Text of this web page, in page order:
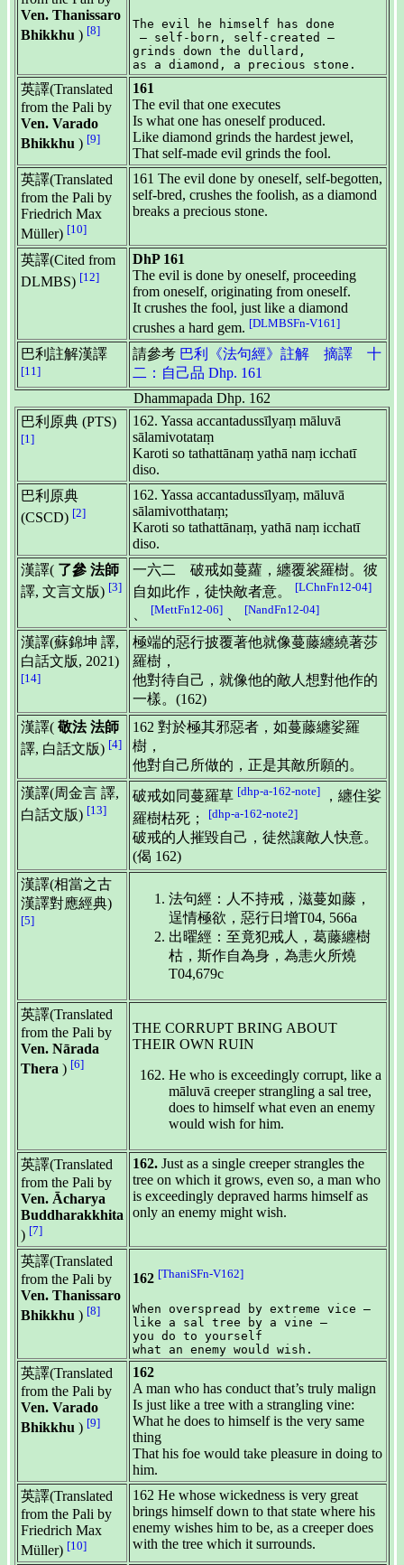
Ven. Thanissaro
Bhikkhu ) [8]
The evil he himself has done
— self-born, self-created —
grinds down the dullard,
英譯(Translated
from the Pali by
Ven. Varado
Bhikkhu ) [9]
161
The evil that one executes
Is what one has oneself produced.
Like diamond grinds the hardest jewel,
That self-made evil grinds the fool.
英譯(Translated
from the Pali by
Friedrich Max
Müller) [10]
161 The evil done by oneself, self-begotten,
self-bred, crushes the foolish, as a diamond
breaks a precious stone.
英譯(Cited from
DLMBS) [12]
DhP 161
The evil is done by oneself, proceeding
from oneself, originating from oneself.
It crushes the fool, just like a diamond
crushes a hard gem. [DLMBSFn-V161]
巴利註解漢譯
[11]
請參考 巴利《法句經》註解 摘譯 十
二：自己品 Dhp. 161
Dhammapada Dhp. 162
巴利原典 (PTS)
[1]
162. Yassa accantadussīlyaṃ māluvā
sālamivotataṃ
Karoti so tathattānaṃ yathā naṃ icchatī
diso.
巴利原典
(CSCD) [2]
162. Yassa accantadussīlyaṃ, māluvā
sālamivotthataṃ;
Karoti so tathattānaṃ, yathā naṃ icchatī
diso.
漢譯( 了參 法師
譯, 文言文版) [3]
一六二 破戒如蔓蘿，纏覆裟羅樹。彼
自如此作，徒快敵者意。
[LChnFn12-04]
[MettFn12-06] [NandFn12-04]
漢譯(蘇錦坤 譯,
白話文版, 2021)
[14]
極端的惡行披覆著他就像蔓藤纏繞著莎
羅樹，
他對待自己，就像他的敵人想對他作的
一樣。(162)
漢譯( 敬法 法師
譯, 白話文版) [4]
162 對於極其邪惡者，如蔓藤纏娑羅
樹，
他對自己所做的，正是其敵所願的。
漢譯(周金言 譯,
白話文版) [13]
破戒如同蔓羅草 [dhp-a-162-note] ，纏住娑
羅樹枯死；
[dhp-a-162-note2]
破戒的人摧毀自己，徒然讓敵人快意。
(偈 162)
漢譯(相當之古
漢譯對應經典)
[5]
法句經：人不持戒，滋蔓如藤，
逞情極欲，惡行日增T04, 566a
出曜經：至竟犯戒人，葛藤纏樹
枯，斯作自為身，為恚火所燒
T04,679c
英譯(Translated
from the Pali by
Ven. Nārada
Thera ) [6]
THE CORRUPT BRING ABOUT
THEIR OWN RUIN
He who is exceedingly corrupt, like a
māluvā creeper strangling a sal tree,
does to himself what even an enemy
would wish for him.
英譯(Translated
from the Pali by
Ven. Ācharya
Buddharakkhita
) [7]
162. Just as a single creeper strangles the
tree on which it grows, even so, a man who
is exceedingly depraved harms himself as
only an enemy might wish.
英譯(Translated
from the Pali by
Ven. Thanissaro
Bhikkhu ) [8]
162 [ThaniSFn-V162]
When overspread by extreme vice —
like a sal tree by a vine —
you do to yourself
英譯(Translated
from the Pali by
Ven. Varado
Bhikkhu ) [9]
162
A man who has conduct that’s truly malign
Is just like a tree with a strangling vine:
What he does to himself is the very same
thing
That his foe would take pleasure in doing to
him.
英譯(Translated
from the Pali by
Friedrich Max
Müller) [10]
162 He whose wickedness is very great
brings himself down to that state where his
enemy wishes him to be, as a creeper does
with the tree which it surrounds.